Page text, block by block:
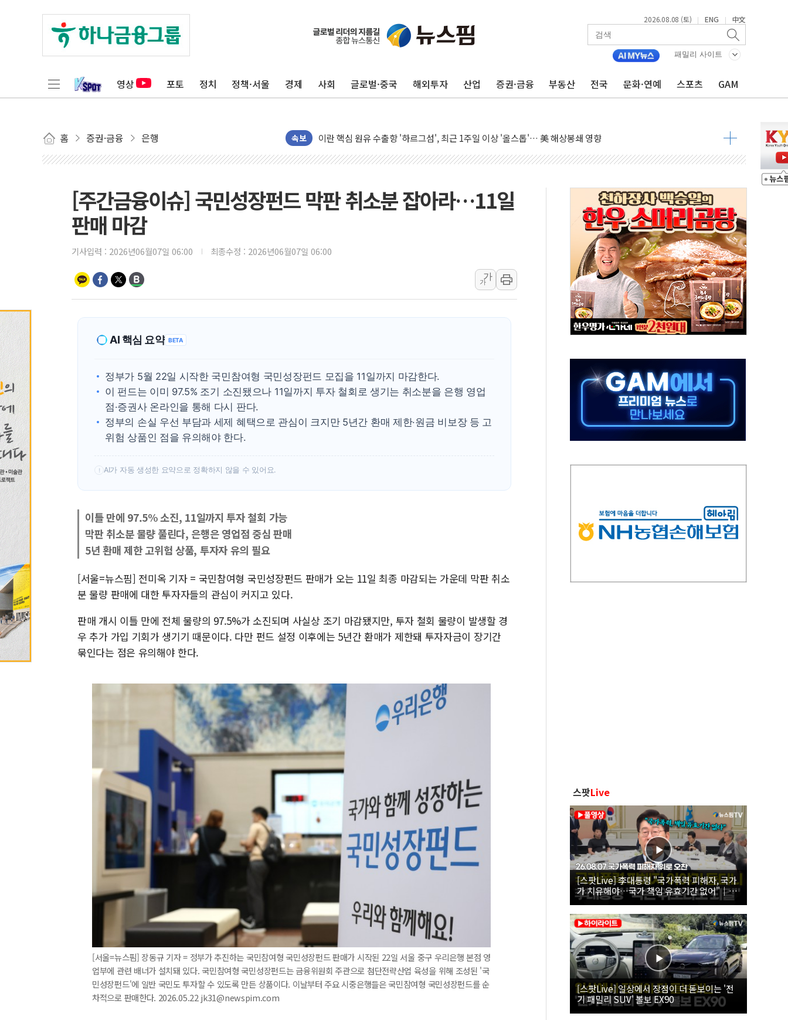
2026.08.08 (토) | ENG | 中文
패밀리 사이트
영상 포토 정치 정책·서울 경제 사회 글로벌·중국 해외투자 산업 증권·금융 부동산 전국 문화·연예 스포츠 GAM
홈 증권·금융 은행 속보
유럽증시, 美 고용 예상 밖 부진에 연준 금리 인상 가능성 낮아지며 상승… STOXX 600 지수는 나흘 연속 최고치
미 연준 매파 기세 꺾이나…고용 감소에 9월 동결 전망 우세
트럼프, 백신·자폐증 행정명령 검토…"이르면 다음 주"
美 항소법원, 백악관 무도회장 공사 중단 명령…트럼프 제동
美 고용 쇼크에 엔화 장중 급등…시장은 "또 개입했나" 촉각
[AI MY 뉴스] 뉴욕 반도체주 프리뷰...美 고용 쇼크에 반도체주 '활짝'
[종합] 美 7월 고용 2만3000명 감소 '쇼크'…9월 금리 인상 기대 후퇴
[사진] 이슬람 수니파 3개국, 공동방위협정 체결
뉴욕증시 개장 전 특징주...아틀라시안·클라우드플레어·태양광주↑ VS 트레이드데스크·웬디스↓
특정 정치인 측근 포항시 정책특보 내정설...포항시 '시끌'
李 "해남 태양광, 대한민국 다음 100년 밑거름…수도권 집중 완화 전환점"
李 대통령, '6시간 마라톤 부동산 2차 회의' 주재… "전폭적 공급 확대·속도전 총력"
[주간금융이슈] 국민성장펀드 막판 취소분 잡아라…11일
판매 마감
기사입력 : 2026년06월07일 06:00 최종수정 : 2026년06월07일 06:00
가
가
AI 핵심 요약 BETA
정부가 5월 22일 시작한 국민참여형 국민성장펀드 모집을 11일까지 마감한다.
이 펀드는 이미 97.5% 조기 소진됐으나 11일까지 투자 철회로 생기는 취소분을 은행 영업
점·증권사 온라인을 통해 다시 판다.
정부의 손실 우선 부담과 세제 혜택으로 관심이 크지만 5년간 환매 제한·원금 비보장 등 고
위험 상품인 점을 유의해야 한다.
! AI가 자동 생성한 요약으로 정확하지 않을 수 있어요.
이틀 만에 97.5% 소진, 11일까지 투자 철회 가능
막판 취소분 물량 풀린다, 은행은 영업점 중심 판매
5년 환매 제한 고위험 상품, 투자자 유의 필요
[서울=뉴스핌] 전미옥 기자 = 국민참여형 국민성장펀드 판매가 오는 11일 최종 마감되는 가운데 막판 취소
분 물량 판매에 대한 투자자들의 관심이 커지고 있다.
판매 개시 이틀 만에 전체 물량의 97.5%가 소진되며 사실상 조기 마감됐지만, 투자 철회 물량이 발생할 경
우 추가 가입 기회가 생기기 때문이다. 다만 펀드 설정 이후에는 5년간 환매가 제한돼 투자자금이 장기간
묶인다는 점은 유의해야 한다.
[서울=뉴스핌] 장동규 기자 = 정부가 추진하는 국민참여형 국민성장펀드 판매가 시작된 22일 서울 중구 우리은행 본점 영
업부에 관련 배너가 설치돼 있다. 국민참여형 국민성장펀드는 금융위원회 주관으로 첨단전략산업 육성을 위해 조성된 '국
민성장펀드'에 일반 국민도 투자할 수 있도록 만든 상품이다. 이날부터 주요 시중은행들은 국민참여형 국민성장펀드를 순
차적으로 판매한다. 2026.05.22 jk31@newspim.com
스팟Live
[스팟Live] 李대통령 "국가폭력 피해자, 국가
가 치유해야…국가 책임 유효기간 없어"｜
26.08.07 국가폭력 피해자 위로 오찬
[스팟Live] 일상에서 장점이 더 돋보이는 '전
기 패밀리 SUV' 볼보 EX90